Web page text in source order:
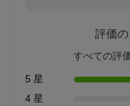
評価
すべての評
5 星
4 星